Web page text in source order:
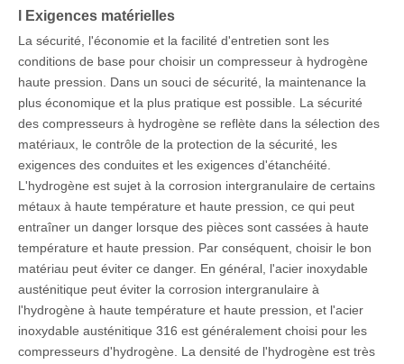
l Exigences matérielles
La sécurité, l'économie et la facilité d'entretien sont les
conditions de base pour choisir un compresseur à hydrogène
haute pression. Dans un souci de sécurité, la maintenance la
plus économique et la plus pratique est possible. La sécurité
des compresseurs à hydrogène se reflète dans la sélection des
matériaux, le contrôle de la protection de la sécurité, les
exigences des conduites et les exigences d'étanchéité.
L'hydrogène est sujet à la corrosion intergranulaire de certains
métaux à haute température et haute pression, ce qui peut
entraîner un danger lorsque des pièces sont cassées à haute
température et haute pression. Par conséquent, choisir le bon
matériau peut éviter ce danger. En général, l'acier inoxydable
austénitique peut éviter la corrosion intergranulaire à
l'hydrogène à haute température et haute pression, et l'acier
inoxydable austénitique 316 est généralement choisi pour les
compresseurs d'hydrogène. La densité de l'hydrogène est très